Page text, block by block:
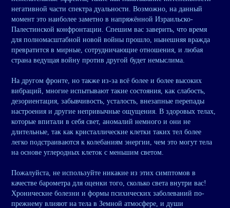
негативной части спектра дуальности. Возможно, на данный
момент это наиболее заметно в напряжённой Израильско-
Палестинской конфронтации. Спешим вас заверить, что время
для полномасштабной новой войны прошло, нынешняя вражда
превратится в мирные, сотрудничающие отношения, и любая
страна ведущая войну против другой будет немыслима.
На другом фронте, но также из-за всё более и более высоких
вибраций, многие испытывают такие состояния, как слабость,
дезориентация, забывчивость, усталость, внезапные перепады
настроения и другие непривычные ощущения. В здоровых телах,
которые впитали в себя свет, аномалий немного и они не
длительные, так как кристаллические клетки таких тел более
легко подстраиваются к колебаниям энергии, чем это могут тела
на основе углеродных клеток с меньшим светом.
Пожалуйста, не используйте никакие из этих симптомов в
качестве барометра для оценки того, сколько света внутри вас!
Хронические болезни и формы психических заболеваний по-
прежнему влияют на тела в Земной атмосфере, и души